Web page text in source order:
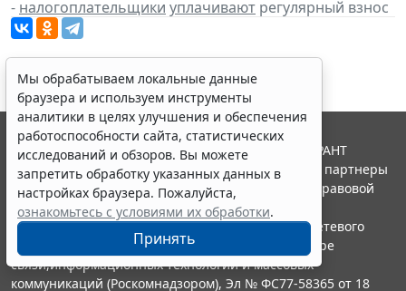
- налогоплательщики уплачивают регулярный взнос
Мы обрабатываем локальные данные
браузера и используем инструменты
аналитики в целях улучшения и обеспечения
работоспособности сайта, статистических
исследований и обзоров. Вы можете
запретить обработку указанных данных в
настройках браузера. Пожалуйста,
ознакомьтесь с условиями их обработки.
Принять
© ООО "НПП "ГАРАНТ-СЕРВИС", 2026. Система ГАРАНТ
выпускается с 1990 года. Компания "Гарант" и ее партнеры
являются участниками Российской ассоциации правовой
информации ГАРАНТ.
Портал ГАРАНТ.РУ зарегистрирован в качестве сетевого
издания Федеральной службой по надзору в сфере
связи,информационных технологий и массовых
коммуникаций (Роскомнадзором), Эл № ФС77-58365 от 18